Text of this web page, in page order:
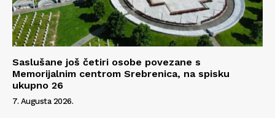
Saslušane još četiri osobe povezane s
Memorijalnim centrom Srebrenica, na spisku
ukupno 26
7. Augusta 2026.